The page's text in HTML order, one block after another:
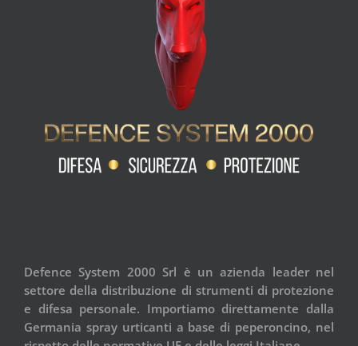
Defence System 2000 Srl è un azienda leader nel
settore della distribuzione di strumenti di protezione
e difesa personale. Importiamo direttamente dalla
Germania spray urticanti a base di peperoncino, nel